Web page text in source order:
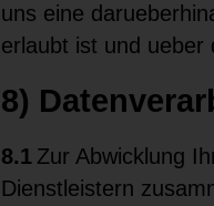
uns eine
erlaubt ist und ueber
8)
8.1 Zur Abwicklung
Dienstleistern